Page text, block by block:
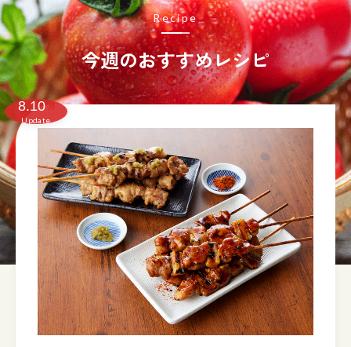
今週のおすすめレシピ
Recipe
8.10
Update